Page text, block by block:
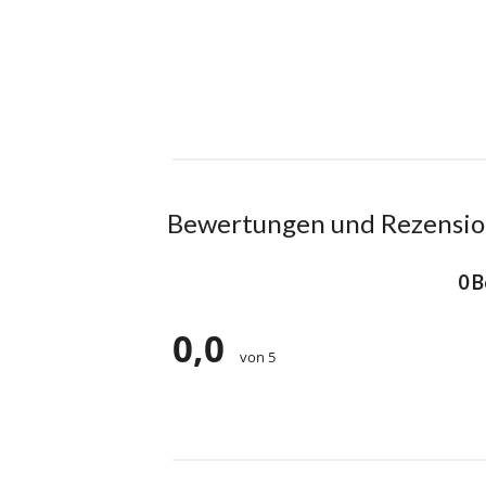
Bewertungen und
0,0 von 5
0